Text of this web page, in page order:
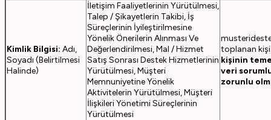
Kimlik Bilgisi: Adı,
Soyadı (Belirtilmesi
Halinde)
İletişim Faaliyetlerinin Yürütülmesi,
Talep / Şikayetlerin Takibi, İş
Süreçlerinin İyileştirilmesine
Yönelik Önerilerin Alınması Ve
Değerlendirilmesi, Mal / Hizmet
Satış Sonrası Destek Hizmetlerinin
Yürütülmesi, Müşteri
Memnuniyetine Yönelik
Aktivitelerin Yürütülmesi, Müşteri
İlişkileri Yönetimi Süreçlerinin
Yürütülmesi
toplanan
kişinin
veri
zorunlu